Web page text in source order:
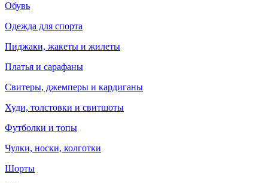
Обувь
Одежда для спорта
Пиджаки, жакеты и жилеты
Платья и сарафаны
Свитеры, джемперы и кардиганы
Худи, толстовки и свитшоты
Футболки и топы
Чулки, носки, колготки
Шорты